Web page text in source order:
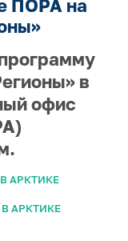
ПОРА на
в
офис
АРКТИКЕ
АРКТИКЕ